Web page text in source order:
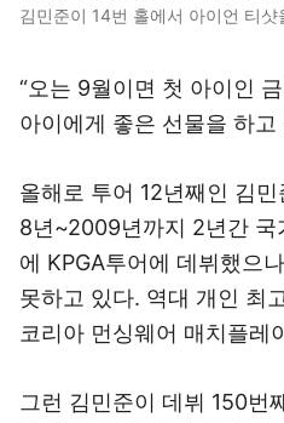
김민준이 14번 홀에서 아이언 티
“오는 9월이면 첫 아이인
아이에게 좋은 선물을 하고
올해로 투어 12년째인 김
8년~2009년까지 2년간 국
에 KPGA투어에 데뷔했으
못하고 있다. 역대 개인 최
코리아 먼싱웨어 매치플레
그런 김민준이 데뷔 150번